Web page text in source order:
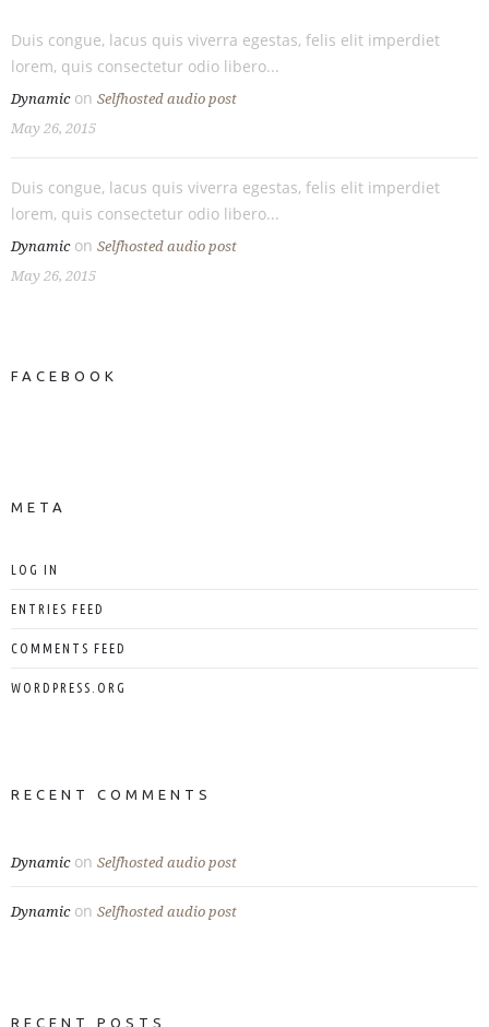
Duis congue, lacus quis viverra egestas, felis elit imperdiet
lorem, quis consectetur odio libero...
Dynamicon Selfhosted audio post
May 26, 2015
Duis congue, lacus quis viverra egestas, felis elit imperdiet
lorem, quis consectetur odio libero...
Dynamicon Selfhosted audio post
May 26, 2015
FACEBOOK
META
LOG IN
ENTRIES FEED
COMMENTS FEED
WORDPRESS.ORG
RECENT COMMENTS
Dynamicon Selfhosted audio post
Dynamicon Selfhosted audio post
RECENT POSTS